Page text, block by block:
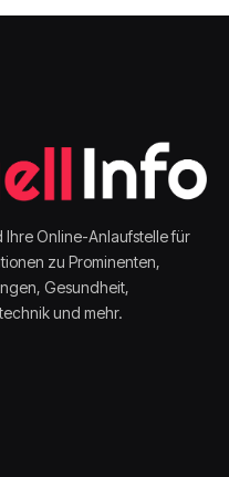
Ihre Online-Anlaufstelle für
zu Prominenten,
Gesundheit,
und mehr.